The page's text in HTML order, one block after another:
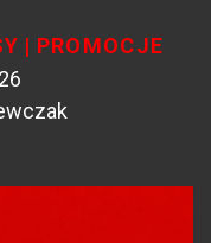
| PROMOCJE